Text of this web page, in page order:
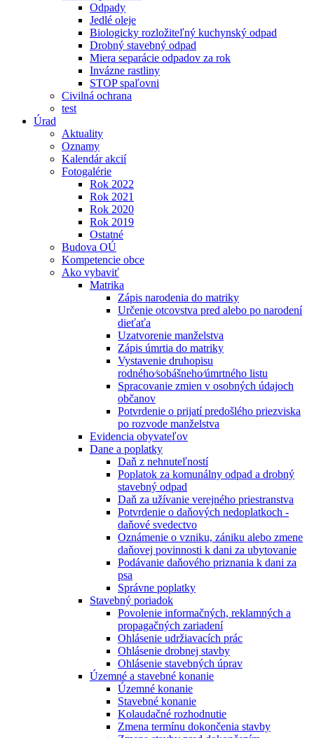
Odpady
Jedlé oleje
Biologicky rozložiteľný kuchynský odpad
Drobný stavebný odpad
Miera separácie odpadov za rok
Invázne rastliny
STOP spaľovni
Civilná ochrana
test
Úrad
Aktuality
Oznamy
Kalendár akcií
Fotogalérie
Rok 2022
Rok 2021
Rok 2020
Rok 2019
Ostatné
Budova OÚ
Kompetencie obce
Ako vybaviť
Matrika
Zápis narodenia do matriky
Určenie otcovstva pred alebo po narodení
dieťaťa
Uzatvorenie manželstva
Zápis úmrtia do matriky
Vystavenie druhopisu
rodného⁄sobášneho⁄úmrtného listu
Spracovanie zmien v osobných údajoch
občanov
Potvrdenie o prijatí predošlého priezviska
po rozvode manželstva
Evidencia obyvateľov
Dane a poplatky
Daň z nehnuteľností
Poplatok za komunálny odpad a drobný
stavebný odpad
Daň za užívanie verejného priestranstva
Potvrdenie o daňových nedoplatkoch -
daňové svedectvo
Oznámenie o vzniku, zániku alebo zmene
daňovej povinnosti k dani za ubytovanie
Podávanie daňového priznania k dani za
psa
Správne poplatky
Stavebný poriadok
Povolenie informačných, reklamných a
propagačných zariadení
Ohlásenie udržiavacích prác
Ohlásenie drobnej stavby
Ohlásenie stavebných úprav
Územné a stavebné konanie
Územné konanie
Stavebné konanie
Kolaudačné rozhodnutie
Zmena termínu dokončenia stavby